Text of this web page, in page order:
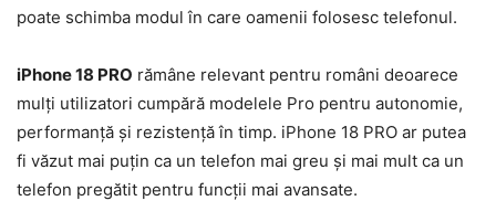
poate schimba modul în care oamenii folosesc telefonul.
iPhone 18 PRO rămâne relevant pentru români deoarece
mulți utilizatori cumpără modelele Pro pentru autonomie,
performanță și rezistență în timp. iPhone 18 PRO ar putea
fi văzut mai puțin ca un telefon mai greu și mai mult ca un
telefon pregătit pentru funcții mai avansate.